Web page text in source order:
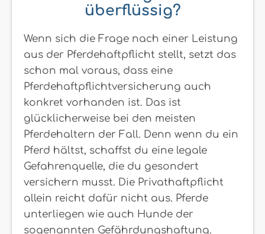
überflüssig?
Wenn sich die Frage nach einer Leistung
aus der Pferdehaftpflicht stellt, setzt das
schon mal voraus, dass eine
Pferdehaftpflichtversicherung auch
konkret vorhanden ist. Das ist
glücklicherweise bei den meisten
Pferdehaltern der Fall. Denn wenn du ein
Pferd hältst, schaffst du eine legale
Gefahrenquelle, die du gesondert
versichern musst. Die Privathaftpflicht
allein reicht dafür nicht aus. Pferde
unterliegen wie auch Hunde der
sogenannten Gefährdungshaftung.